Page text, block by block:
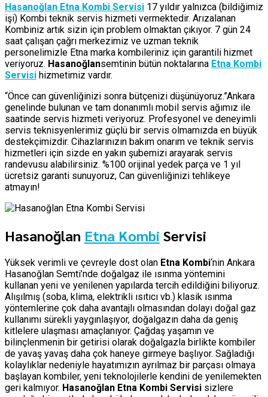
Hasanoğlan Etna Kombi Servisi 17 yıldır yalnızca (bildiğimiz
işi) Kombi teknik servis hizmeti vermektedir. Arızalanan
Kombiniz artık sizin için problem olmaktan çıkıyor. 7 gün 24
saat çalışan çağrı merkezimiz ve uzman teknik
personelimizle Etna marka kombileriniz için garantili hizmet
veriyoruz. Hasanoğlansemtinin bütün noktalarına Etna Kombi
Servisi hizmetimiz vardır.
“Önce can güvenliğinizi sonra bütçenizi düşünüyoruz.”Ankara
genelinde bulunan ve tam donanımlı mobil servis ağımız ile
saatinde servis hizmeti veriyoruz. Profesyonel ve deneyimli
servis teknisyenlerimiz güçlü bir servis olmamızda en büyük
destekçimizdir. Cihazlarınızın bakım onarım ve teknik servis
hizmetleri için sizde en yakın şubemizi arayarak servis
randevusu alabilirsiniz. %100 orijinal yedek parça ve 1 yıl
ücretsiz garanti sunuyoruz, Can güvenliğinizi tehlikeye
atmayın!
Hasanoğlan Etna Kombi Servisi
Yüksek verimli ve çevreyle dost olan Etna Kombi‘nin Ankara
Hasanoğlan Semti’nde doğalgaz ile ısınma yöntemini
kullanan yeni ve yenilenen yapılarda tercih edildiğini biliyoruz.
Alışılmış (soba, klima, elektrikli ısıtıcı vb.) klasik ısınma
yöntemlerine çok daha avantajlı olmasından dolayı doğal gaz
kullanımı sürekli yaygınlaşıyor, doğalgazın daha da geniş
kitlelere ulaşması amaçlanıyor. Çağdaş yaşamın ve
bilinçlenmenin bir getirisi olarak doğalgazla birlikte kombiler
de yavaş yavaş daha çok haneye girmeye başlıyor. Sağladığı
kolaylıklar nedeniyle hayatımızın ayrılmaz bir parçası olmaya
başlayan kombiler, yeni teknolojilerle kendini de yenilemekten
geri kalmıyor. Hasanoğlan Etna Kombi Servisi sizlere